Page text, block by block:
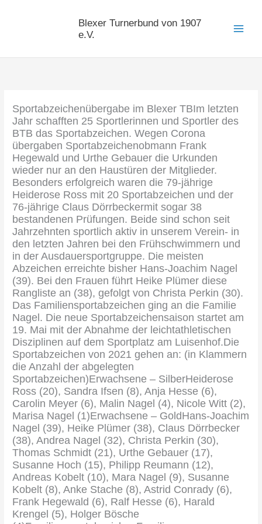
Blexer Turnerbund von 1907
e.V.
Sportabzeichenübergabe im Blexer TBIm letzten
Jahr schafften 25 Sportlerinnen und Sportler des
BTB das Sportabzeichen. Wegen Corona
übergaben Sportabzeichenobmann Frank
Hegewald und Urthe Gebauer die Urkunden
wieder nur an den Haustüren der Mitglieder.
Besonders erfolgreich waren die 79-jährige
Heiderose Ross mit 20 Sportabzeichen und der
76-jährige Claus Dörrbeckermit sogar 38
bestandenen Prüfungen. Beide sind schon seit
Jahrzehnten sportlich aktiv in unserem Verein- in
den letzten Jahren bei den Frühschwimmern und
in der Ausdauersportgruppe. Die meisten
Abzeichen erreichte bisher Hans-Joachim Nagel
(39). Bei den Frauen führt Heike Plümer diese
Rangliste an (38), gefolgt von Christa Perkin (30).
Das Familiensportabzeichen ging an die Familie
Nagel. Die neue Sportabzeichensaison startet am
19. Mai mit der Abnahme der leichtathletischen
Disziplinen auf dem Sportplatz am Luisenhof.Die
Sportabzeichen von 2021 gehen an: (in Klammern
die Anzahl der abgelegten
Sportabzeichen)Erwachsene – SilberHeiderose
Ross (20), Sandra Ifsen (8), Anja Hesse (6),
Carolin Meyer (6), Malin Nagel (4), Nicole Witt (2),
Marisa Nagel (1)Erwachsene – GoldHans-Joachim
Nagel (39), Heike Plümer (38), Claus Dörrbecker
(38), Andrea Nagel (32), Christa Perkin (30),
Thomas Schmidt (21), Urthe Gebauer (17),
Susanne Hoch (15), Philipp Reumann (12),
Andreas Kobelt (10), Mara Nagel (9), Susanne
Kobelt (8), Anke Stache (8), Astrid Conrady (6),
Frank Hegewald (6), Ralf Hesse (6), Harald
Krengel (5), Holger Bösche